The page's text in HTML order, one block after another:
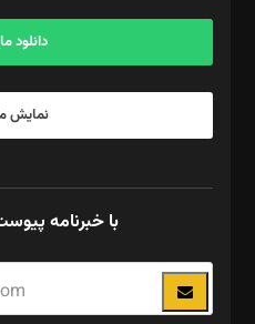
آگهی و مشترکین: ۰۹۱۹۹۹۹۰۴۵۴
دانلود
نمایش
با خبرنامه